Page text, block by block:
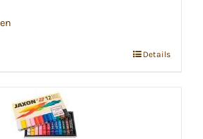
Details